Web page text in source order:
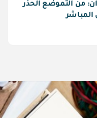
من التموضع الحذر
المباشر